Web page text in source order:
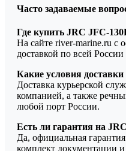
Часто задаваемые
Где купить JRC JFC-
На сайте river-marine.ru с
доставкой по всей
Какие условия
Доставка курьерской
компанией, а также
любой порт России.
Есть ли гарантия на
Да, официальная
комплект документации